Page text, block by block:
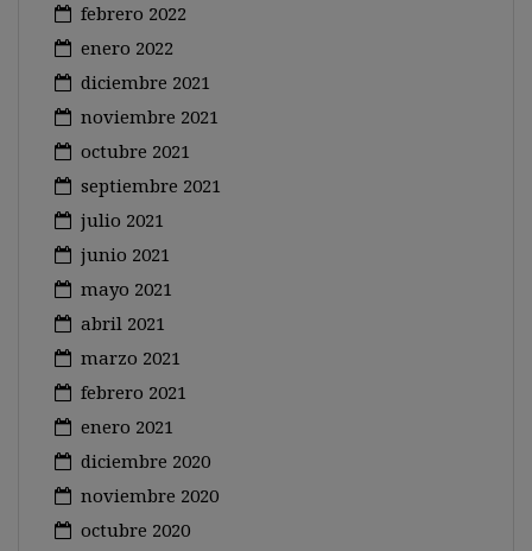
febrero 2022
enero 2022
diciembre 2021
noviembre 2021
octubre 2021
septiembre 2021
julio 2021
junio 2021
mayo 2021
abril 2021
marzo 2021
febrero 2021
enero 2021
diciembre 2020
noviembre 2020
octubre 2020